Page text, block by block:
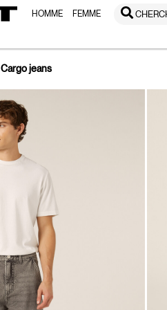
HOMME FEMME
Cargo jeans